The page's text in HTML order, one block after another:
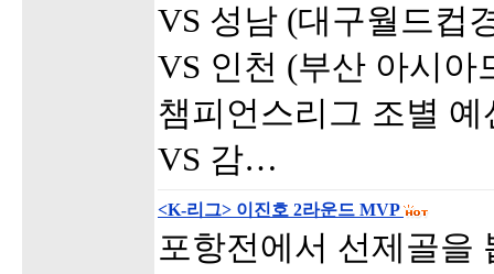
VS 성남 (대구월드컵
VS 인천 (부산 아시아
챔피언스리그 조별 예
VS 감…
<K-리그> 이진호 2라운드 MVP
포항전에서 선제골을